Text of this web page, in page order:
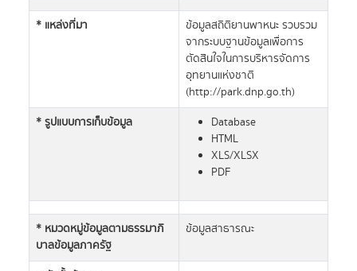
* แหล่งที่มา
ข้อมูลสถิติยานพาหนะ รวบรวม
จากระบบฐานข้อมูลเพื่อการ
ตัดสินใจในการบริหารจัดการ
อุทยานแห่งชาติ
(http://park.dnp.go.th)
* รูปแบบการเก็บข้อมูล
Database
HTML
XLS/XLSX
PDF
* หมวดหมู่ข้อมูลตามธรรมาภิ
บาลข้อมูลภาครัฐ
ข้อมูลสาธารณะ